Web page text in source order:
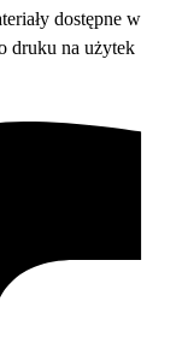
dostępne w
druku na użytek